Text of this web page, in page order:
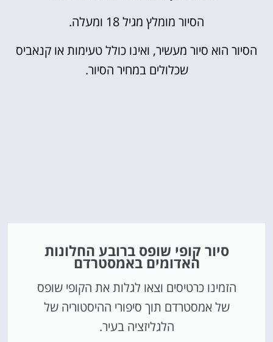
הסיור מומלץ מגיל 18 ומעלה.
הסיור הוא סיור מעשיר, ואינו כולל טעימות או קנאביס
שכלולים במחיר הסיור.
סיור קופי שופס ברובע החלונות
האדומים באמסטרדם
הזמינו כרטיסים וצאו לגלות את הקופי שופס
של אמסטרדם תוך סיפורי ההיסטוריה של
הלגליזציה בעיר.